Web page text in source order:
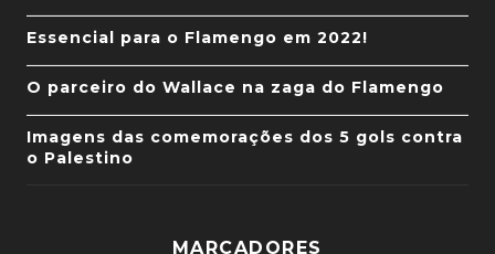
Essencial para o Flamengo em 2022!
O parceiro do Wallace na zaga do Flamengo
Imagens das comemorações dos 5 gols contra
o Palestino
MARCADORES